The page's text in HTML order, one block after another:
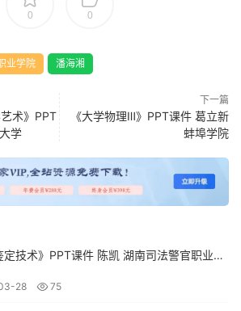
0 0
业学院 潘海湘
艺术》PPT
学
下一篇
《大学物理Ⅲ》PPT课件 葛立新
蚌埠学院
定技术》PPT课件 陈凯 湖南司法警官职业学
28 75